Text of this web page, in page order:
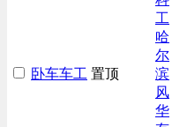
卧车车工 置顶
工
哈
尔
滨
风
华